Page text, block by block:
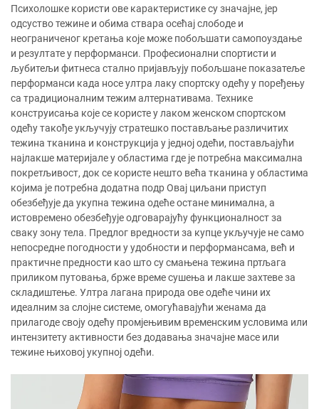
Психолошке користи ове карактеристике су значајне, јер
одсуство тежине и обима ствара осећај слободе и
неограниченог кретања које може побољшати самопоуздање
и резултате у перформанси. Професионални спортисти и
љубитељи фитнеса стално пријављују побољшане показатеље
перформанси када носе ултра лаку спортску одећу у поређењу
са традиционалним тежим алтернативама. Технике
конструисања које се користе у лаком женском спортском
одећу такође укључују стратешко постављање различитих
тежина тканина и конструкција у једној одећи, постављајући
најлакше материјале у областима где је потребна максимална
покретљивост, док се користе нешто већа тканина у областима
којима је потребна додатна подр Овај циљани приступ
обезбеђује да укупна тежина одеће остане минимална, а
истовремено обезбеђује одговарајућу функционалност за
сваку зону тела. Предлог вредности за купце укључује не само
непосредне погодности у удобности и перформансама, већ и
практичне предности као што су смањена тежина пртљага
приликом путовања, брже време сушења и лакше захтеве за
складиштење. Ултра лагана природа ове одеће чини их
идеалним за слојне системе, омогућавајући женама да
прилагоде своју одећу промјењивим временским условима или
интензитету активности без додавања значајне масе или
тежине њиховој укупној одећи.